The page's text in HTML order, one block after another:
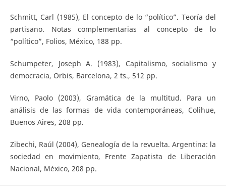
Schmitt, Carl (1985), El concepto de lo “político”. Teoría del
partisano. Notas complementarias al concepto de lo
“político”, Folios, México, 188 pp.
Schumpeter, Joseph A. (1983), Capitalismo, socialismo y
democracia, Orbis, Barcelona, 2 ts., 512 pp.
Virno, Paolo (2003), Gramática de la multitud. Para un
análisis de las formas de vida contemporáneas, Colihue,
Buenos Aires, 208 pp.
Zibechi, Raúl (2004), Genealogía de la revuelta. Argentina: la
sociedad en movimiento, Frente Zapatista de Liberación
Nacional, México, 208 pp.